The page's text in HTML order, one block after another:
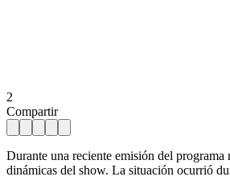
2
Compartir
Durante una reciente emisión del programa
dinámicas del show. La situación ocurrió